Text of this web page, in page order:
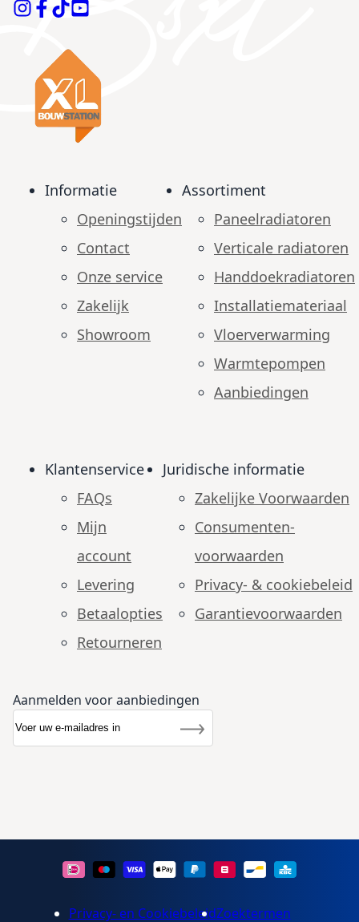
Informatie
Openingstijden
Contact
Onze service
Zakelijk
Showroom
Assortiment
Paneelradiatoren
Verticale radiatoren
Handdoekradiatoren
Installatiemateriaal
Vloerverwarming
Warmtepompen
Aanbiedingen
Klantenservice
FAQs
Mijn
account
Levering
Betaalopties
Retourneren
Juridische informatie
Zakelijke Voorwaarden
Consumenten­
voorwaarden
Privacy- & cookiebeleid
Garantie­voorwaarden
Aanmelden voor aanbiedingen
Nieuwsbrief
Inschrijven
Privacy- en CookiebeleidZoektermen